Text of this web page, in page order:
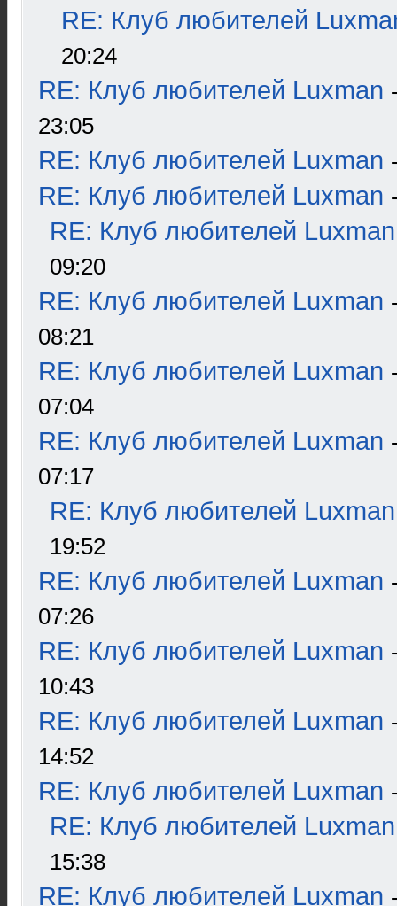
RE: Клуб любителей
20:24
RE: Клуб любителей Luxman
23:05
RE: Клуб любителей Luxman
RE: Клуб любителей Luxman
RE: Клуб любителей Luxman
09:20
RE: Клуб любителей Luxman
08:21
RE: Клуб любителей Luxman
07:04
RE: Клуб любителей Luxman
07:17
RE: Клуб любителей Luxman
19:52
RE: Клуб любителей Luxman
07:26
RE: Клуб любителей Luxman
10:43
RE: Клуб любителей Luxman
14:52
RE: Клуб любителей Luxman
RE: Клуб любителей Luxman
15:38
RE: Клуб любителей Luxman